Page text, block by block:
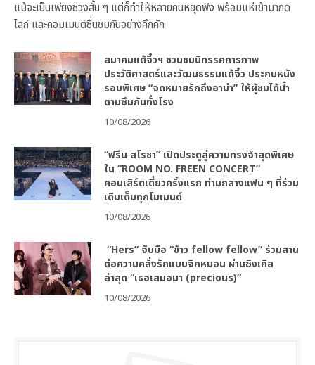
แม้จะเป็นเพียงช่วงสั้น ๆ แต่ก็ทำให้หลายคนหยุดฟัง พร้อมแห่เข้ามากด
ไลก์ และคอมเมนต์ชื่นชมกันอย่างคึกคัก
สมาคมแต้จิ๋วฯ ชวนชมนิทรรศการภาพ
ประวัติศาสตร์และวัฒนธรรมแต้จิ๋ว ประกบหนัง
รอบพิเศษ “จดหมายรักถึงอาม่า” ให้ผู้ชมได้น้ำ
ตามซึมกันทั่งโรง
10/08/2026
“ฟรีน สโรชา” เปิดประตูสู่ความทรงจำสุดพิเศษ
ใน “ROOM NO. FREEN CONCERT”
คอนเสิร์ตเดี่ยวครั้งแรก ท่ามกลางแฟน ๆ ที่ร่วม
เติมเต็มทุกโมเมนต์
10/08/2026
“Hers” จับมือ “ข้าว fellow fellow” ร่วมสาน
ต่อความคลั่งรักแบบจิกหมอน ผ่านซิงเกิล
ล่าสุด “เธอเสมอมา (precious)”
10/08/2026